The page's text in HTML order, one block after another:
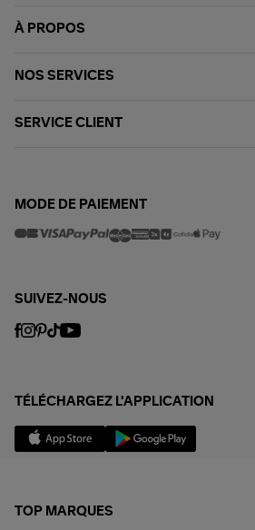
À PROPOS
NOS SERVICES
SERVICE CLIENT
MODE DE PAIEMENT
SUIVEZ-NOUS
TÉLÉCHARGEZ L'APPLICATION
TOP MARQUES